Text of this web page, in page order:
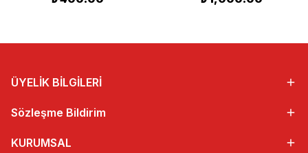
ÜYELİK BİLGİLERİ
Sözleşme Bildirim
KURUMSAL